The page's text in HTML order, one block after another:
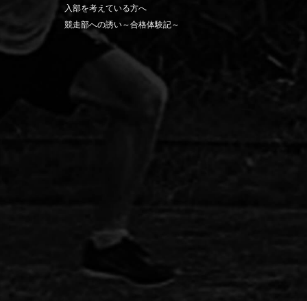
入部を考えている方へ
競走部への誘い～合格体験記～